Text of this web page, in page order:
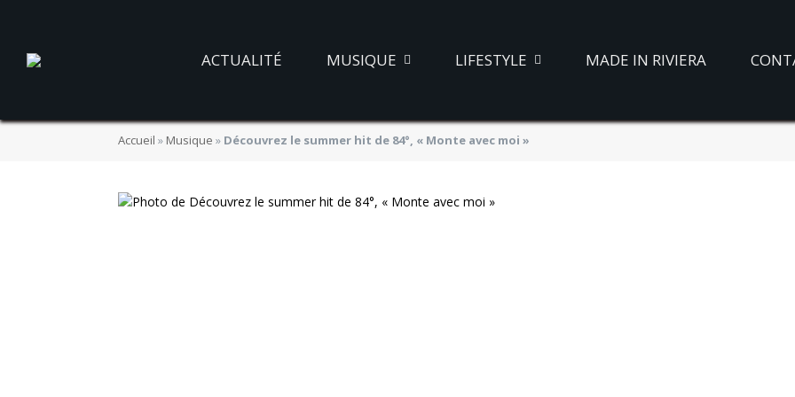
ACTUALITÉ MUSIQUE LIFESTYLE MADE IN RIVIERA
Accueil » Musique » Découvrez le summer hit de 84°, « Monte avec moi »